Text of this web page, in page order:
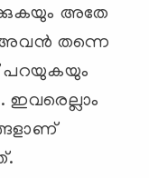
അതേ
തന്നെ
പറയുകയും